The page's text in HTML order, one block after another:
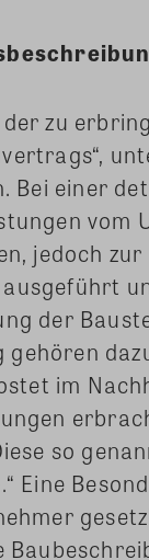
der zu
Bei einer
vom
jedoch
der
im
so
Eine